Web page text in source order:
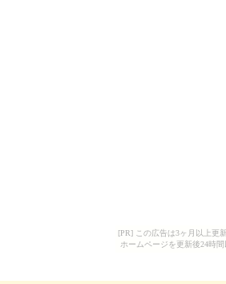
[PR] この広告は3ヶ月以上更
ホームページを更新後24時